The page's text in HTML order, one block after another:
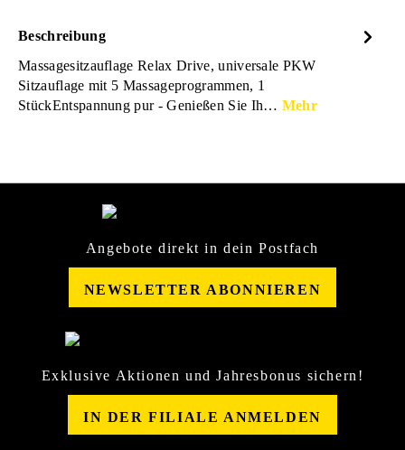
Beschreibung
Massagesitzauflage Relax Drive, universale PKW
Sitzauflage mit 5 Massageprogrammen, 1
StückEntspannung pur - Genießen Sie Ih… Mehr
Angebote direkt in dein Postfach
NEWSLETTER ABONNIEREN
Exklusive Aktionen und Jahresbonus sichern!
IN DER FILIALE ANMELDEN